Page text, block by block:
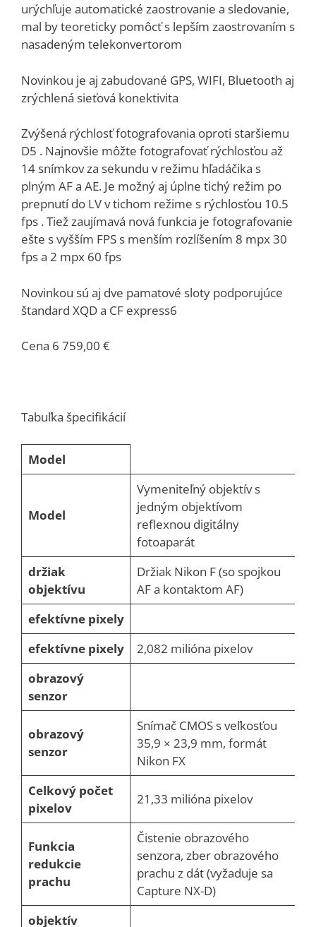
urýchľuje automatické zaostrovanie a sledovanie,
mal by teoreticky pomôcť s lepším zaostrovaním s
nasadeným telekonvertorom
Novinkou je aj zabudované GPS, WIFI, Bluetooth aj
zrýchlená sieťová konektivita
Zvýšená rýchlosť fotografovania oproti staršiemu
D5 . Najnovšie môžte fotografovať rýchlosťou až
14 snímkov za sekundu v režimu hľadáčika s
plným AF a AE. Je možný aj úplne tichý režim po
prepnutí do LV v tichom režime s rýchlosťou 10.5
fps . Tiež zaujímavá nová funkcia je fotografovanie
ešte s vyšším FPS s menším rozlíšením 8 mpx 30
fps a 2 mpx 60 fps
Novinkou sú aj dve pamatové sloty podporujúce
štandard XQD a CF express6
Cena 6 759,00 €
Tabuľka špecifikácií
Model
Model
Vymeniteľný objektív s
jedným objektívom
reflexnou digitálny
fotoaparát
držiak
objektívu
Držiak Nikon F (so spojkou
AF a kontaktom AF)
efektívne pixely
efektívne pixely
2,082 milióna pixelov
obrazový
senzor
obrazový
senzor
Snímač CMOS s veľkosťou
35,9 × 23,9 mm, formát
Nikon FX
Celkový počet
pixelov
21,33 milióna pixelov
Funkcia
redukcie
prachu
Čistenie obrazového
senzora, zber obrazového
prachu z dát (vyžaduje sa
Capture NX-D)
objektív